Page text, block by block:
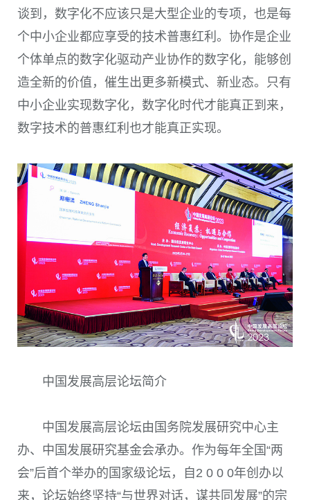
谈到，数字化不应该只是大型企业的专项，也是每
个中小企业都应享受的技术普惠红利。协作是企业
个体单点的数字化驱动产业协作的数字化，能够创
造全新的价值，催生出更多新模式、新业态。只有
中小企业实现数字化，数字化时代才能真正到来，
数字技术的普惠红利也才能真正实现。
中国发展高层论坛简介
中国发展高层论坛由国务院发展研究中心主
办、中国发展研究基金会承办。作为每年全国“两
会”后首个举办的国家级论坛，自2 0 0 0年创办以
来，论坛始终坚持“与世界对话，谋共同发展”的宗